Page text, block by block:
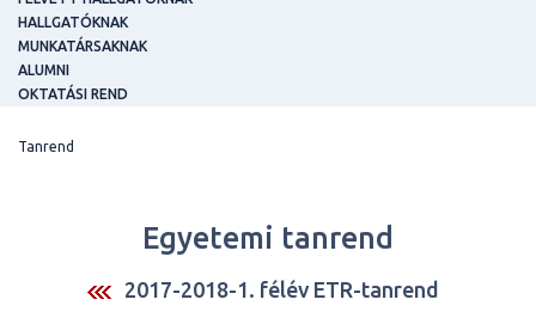
HALLGATÓKNAK
MUNKATÁRSAKNAK
ALUMNI
OKTATÁSI REND
Tanrend
Egyetemi tanrend
2017-2018-1. félév ETR-tanrend